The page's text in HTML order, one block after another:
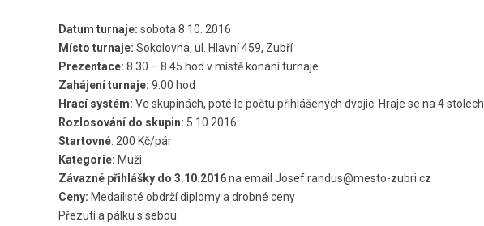
Datum turnaje: sobota 8.10. 2016
Místo turnaje: Sokolovna, ul. Hlavní 459, Zubří
Prezentace: 8.30 – 8.45 hod v místě konání turnaje
Zahájení turnaje: 9.00 hod
Hrací systém: Ve skupinách, poté le počtu přihlášených dvojic. Hraje se na 4 stolech
Rozlosování do skupin: 5.10.2016
Startovné: 200 Kč/pár
Kategorie: Muži
Závazné přihlášky do 3.10.2016na email Josef.randus@mesto-zubri.cz
Ceny: Medailisté obdrží diplomy a drobné ceny
Přezutí a pálku s sebou